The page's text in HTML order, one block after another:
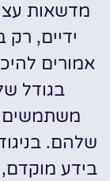
מדשאות
ידיים,
אמורים
בגודל
משתמשים
שלהם.
בידע מוקדם,